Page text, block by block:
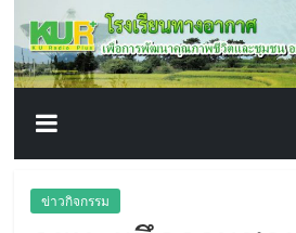
content
โรงเรียน
ทาง
อากาศ​
เพื่อ
ข่าวกิจกรรม